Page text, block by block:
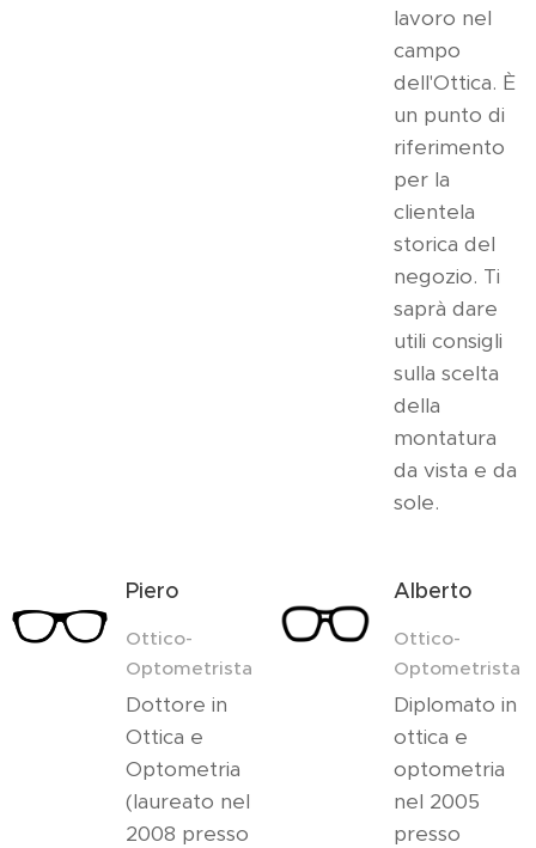
lavoro nel
campo
dell'Ottica. È
un punto di
riferimento
per la
clientela
storica del
negozio. Ti
saprà dare
utili consigli
sulla scelta
della
montatura
da vista e da
sole.
Piero
Ottico-
Optometrista
Dottore in
Ottica e
Optometria
(laureato nel
2008 presso
Alberto
Ottico-
Optometrista
Diplomato in
ottica e
optometria
nel 2005
presso